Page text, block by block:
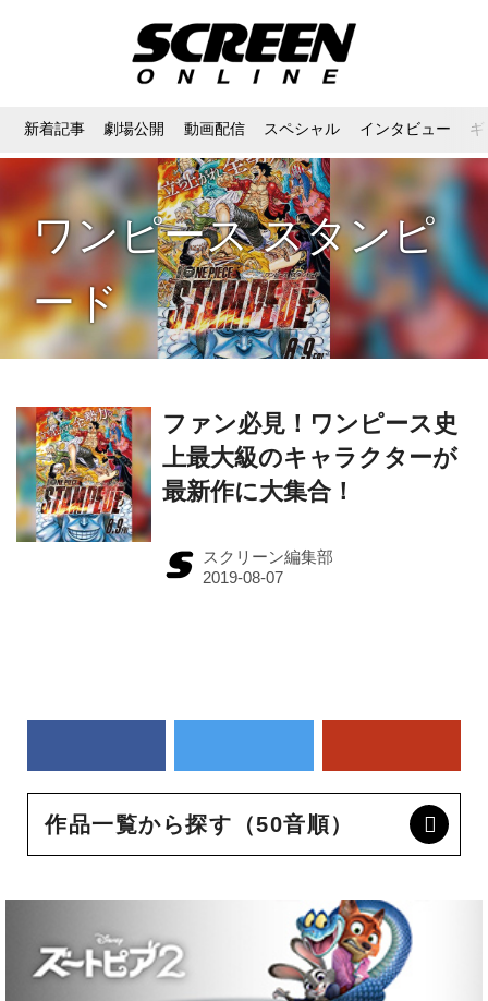
新着記事 劇場公開 動画配信 スペシャル インタビュー
ワンピース スタンピ
ード
ファン必見！ワンピース史
上最大級のキャラクターが
最新作に大集合！
スクリーン編集部
作品一覧から探す（50音順）